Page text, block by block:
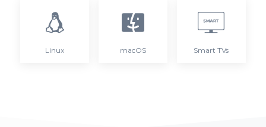
Linux macOS Smart TVs